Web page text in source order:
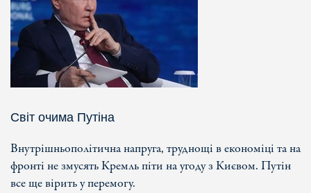
Світ очима Путіна
Внутрішньополітична напруга, труднощі в економіці та на
фронті не змусять Кремль піти на угоду з Києвом. Путін
все ще вірить у перемогу.